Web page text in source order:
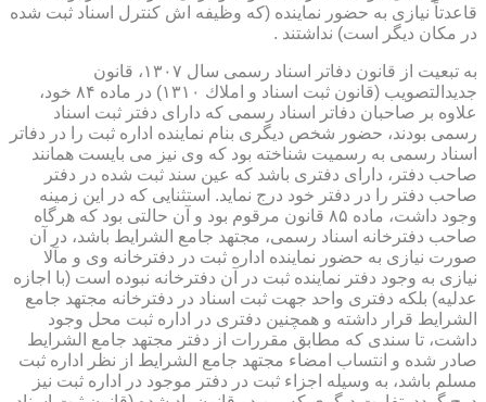
قاعدتاً نیازی به حضور نماینده (كه وظیفه اش كنترل اسناد ثبت شده
در مكان دیگر است) نداشتند .
به تبعیت از قانون دفاتر اسناد رسمی سال ۱۳۰۷، قانون
جدیدالتصویب (قانون ثبت اسناد و املاك ۱۳۱۰) در ماده ۸۴ خود،
علاوه بر صاحبان دفاتر اسناد رسمی كه دارای دفتر ثبت اسناد
رسمی بودند، حضور شخص دیگری بنام نماینده اداره ثبت را در دفاتر
اسناد رسمی به رسمیت شناخته بود كه وی نیز می بایست همانند
صاحب دفتر، دارای دفتری باشد كه عین سند ثبت شده در دفتر
صاحب دفتر را در دفتر خود درج نماید. استثنایی كه در این زمینه
وجود داشت، ماده ۸۵ قانون مرقوم بود و آن حالتی بود كه هرگاه
صاحب دفترخانه اسناد رسمی، مجتهد جامع الشرایط باشد، در آن
صورت نیازی به حضور نماینده اداره ثبت در دفترخانه وی و مآلا
نیازی به وجود دفتر نماینده ثبت در آن دفترخانه نبوده است (با اجازه
عدلیه) بلكه دفتری واحد جهت ثبت اسناد در دفترخانه مجتهد جامع
الشرایط قرار داشته و همچنین دفتری در اداره ثبت محل وجود
داشت، تا سندی كه مطابق مقررات از دفتر مجتهد جامع الشرایط
صادر شده و انتساب امضاء مجتهد جامع الشرایط از نظر اداره ثبت
مسلم باشد، به وسیله اجزاء ثبت در دفتر موجود در اداره ثبت نیز